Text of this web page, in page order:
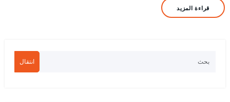
قراءة المزيد
انتقال